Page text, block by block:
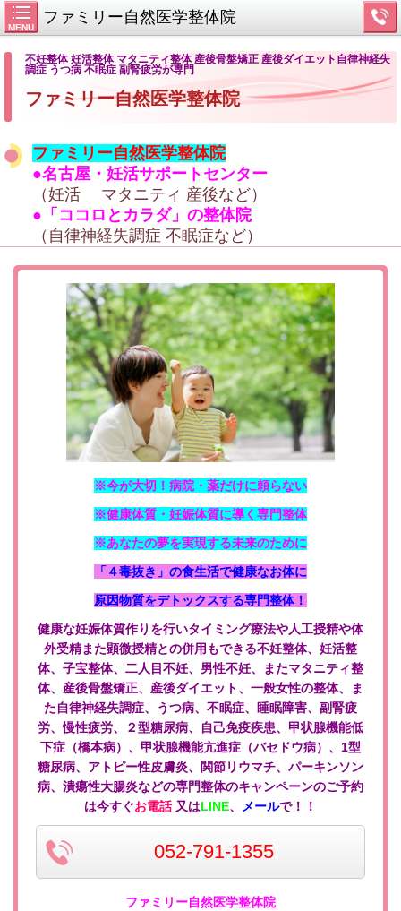
MENU
ファミリー自然医学整体院
不妊整体 妊活整体 マタニティ整体 産後骨盤矯正 産後ダイエット自律神経失
調症 うつ病 不眠症 副腎疲労が専門
ファミリー自然医学整体院
ファミリー自然医学整体院
●名古屋・妊活サポートセンター
（妊活 マタニティ 産後など）
●「ココロとカラダ」の整体院
（自律神経失調症 不眠症など）
※今が大切！病院・薬だけに頼らない
※健康体質・妊娠体質に導く専門整体
※あなたの夢を実現する未来のために
「４毒抜き」の食生活で健康なお体に
原因物質をデトックスする専門整体！
健康な妊娠体質作りを行いタイミング療法や人工授精や体
外受精また顕微授精との併用もできる不妊整体、妊活整
体、子宝整体、二人目不妊、男性不妊、またマタニティ整
体、産後骨盤矯正、産後ダイエット、一般女性の整体、ま
た自律神経失調症、うつ病、不眠症、睡眠障害、副腎疲
労、慢性疲労、２型糖尿病、自己免疫疾患、甲状腺機能低
下症（橋本病）、甲状腺機能亢進症（バセドウ病）、1型
糖尿病、アトピー性皮膚炎、関節リウマチ、パーキンソン
病、潰瘍性大腸炎などの専門整体のキャンペーンのご予約
は今すぐお電話 又はLINE、 メールで！！
052-791-1355
ファミリー自然医学整体院